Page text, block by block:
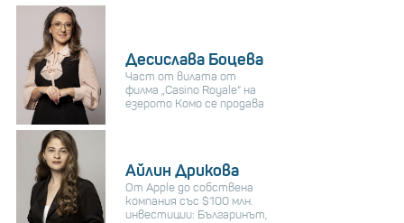
Десислава Боцева
Част от вилата от
филма „Casino Royale“ на
езерото Комо се продава
Айлин Дрикова
От Apple до собствена
компания със $100 млн.
инвестиции: Българинът,